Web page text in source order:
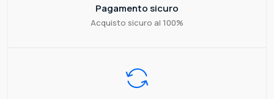
Pagamento sicuro
Acquisto sicuro al 100%